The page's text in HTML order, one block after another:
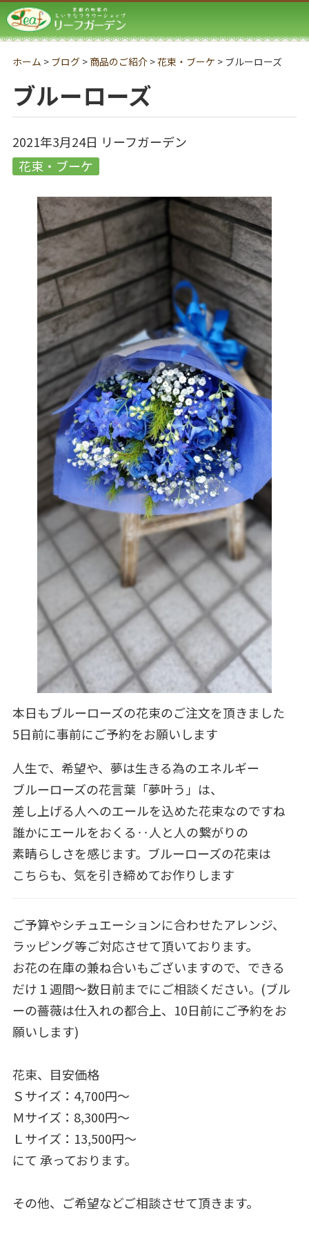
リーフガーデン
ホーム > ブログ > 商品のご紹介>花束・ブーケ > ブルーローズ
ブルーローズ
2021年3月24日 リーフガーデン
花束・ブーケ
本日もブルーローズの花束のご注文を頂きました
5日前に事前にご予約をお願いします
人生で、希望や、夢は生きる為のエネルギー
ブルーローズの花言葉「夢叶う」は、
差し上げる人へのエールを込めた花束なのですね
誰かにエールをおくる‥人と人の繋がりの
素晴らしさを感じます。ブルーローズの花束は
こちらも、気を引き締めてお作りします
ご予算やシチュエーションに合わせたアレンジ、
ラッピング等ご対応させて頂いております。
お花の在庫の兼ね合いもございますので、できる
だけ１週間～数日前までにご相談ください。(ブル
ーの薔薇は仕入れの都合上、10日前にご予約をお
願いします)
花束、目安価格
Ｓサイズ：4,700円～
Ｍサイズ：8,300円～
Ｌサイズ：13,500円～
にて 承っております。
その他、ご希望などご相談させて頂きます。